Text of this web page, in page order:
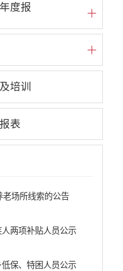
度报
培训
表
老场所线索的公告
两项补贴人员公示
保、特困人员公示